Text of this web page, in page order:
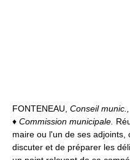
FONTENEAU, Conseil munic.,
♦ Commission municipale.
maire ou l'un de ses
discuter et de préparer les